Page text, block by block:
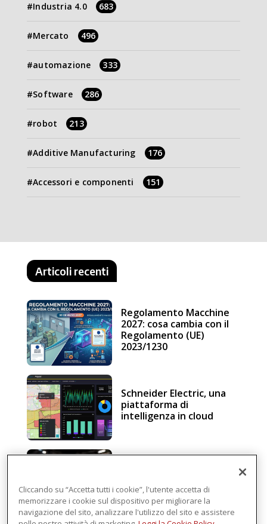
Industria 4.0 683
Mercato 496
automazione 333
Software 286
robot 213
Additive Manufacturing 176
Accessori e componenti 151
Articoli recenti
Regolamento Macchine
2027: cosa cambia con il
Regolamento (UE)
2023/1230
Schneider Electric, una
piattaforma di
intelligenza in cloud
Regolamento macchine
Cliccando su “Accetta tutti i cookie”, l'utente accetta di
memorizzare i cookie sul dispositivo per migliorare la
navigazione del sito, analizzare l'utilizzo del sito e assistere